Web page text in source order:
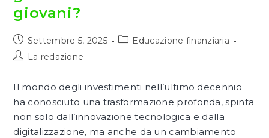
giovani?
Articolo
pubblicato:
Settembre 5, 2025
Categoria
Educazione finanziaria
AutoreLa redazione
Il mondo degli investimenti nell’ultimo decennio
ha conosciuto una trasformazione profonda, spinta
non solo dall’innovazione tecnologica e dalla
digitalizzazione, ma anche da un cambiamento